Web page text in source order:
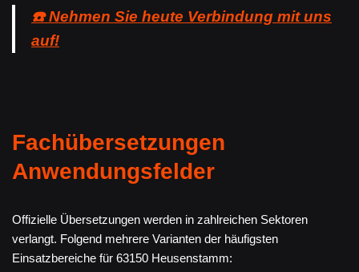
☎️ Nehmen Sie heute Verbindung mit uns
auf!
Fachübersetzungen
Anwendungsfelder
Offizielle Übersetzungen werden in zahlreichen Sektoren
verlangt. Folgend mehrere Varianten der häufigsten
Einsatzbereiche für 63150 Heusenstamm: